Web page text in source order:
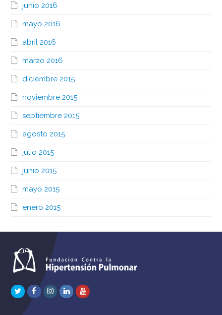
junio 2016
mayo 2016
abril 2016
marzo 2016
diciembre 2015
noviembre 2015
septiembre 2015
agosto 2015
julio 2015
junio 2015
mayo 2015
enero 2015
TwitterFacebook
Instagram
LinkedInYoutube